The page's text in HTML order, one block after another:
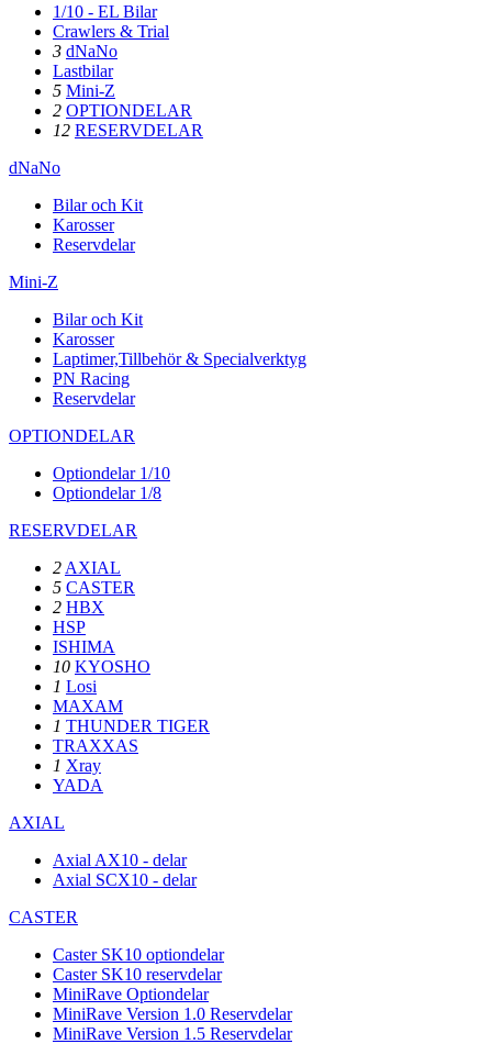
1/10 - EL Bilar
Crawlers & Trial
3 dNaNo
Lastbilar
5 Mini-Z
2 OPTIONDELAR
12 RESERVDELAR
dNaNo
Bilar och Kit
Karosser
Reservdelar
Mini-Z
Bilar och Kit
Karosser
Laptimer,Tillbehör & Specialverktyg
PN Racing
Reservdelar
OPTIONDELAR
Optiondelar 1/10
Optiondelar 1/8
RESERVDELAR
2 AXIAL
5 CASTER
2 HBX
HSP
ISHIMA
10 KYOSHO
1 Losi
MAXAM
1 THUNDER TIGER
TRAXXAS
1 Xray
YADA
AXIAL
Axial AX10 - delar
Axial SCX10 - delar
CASTER
Caster SK10 optiondelar
Caster SK10 reservdelar
MiniRave Optiondelar
MiniRave Version 1.0 Reservdelar
MiniRave Version 1.5 Reservdelar